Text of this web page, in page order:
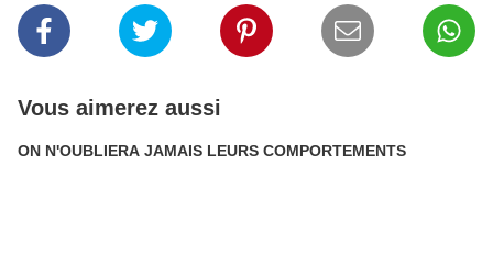
Vous aimerez aussi
ON N'OUBLIERA JAMAIS LEURS COMPORTEMENTS